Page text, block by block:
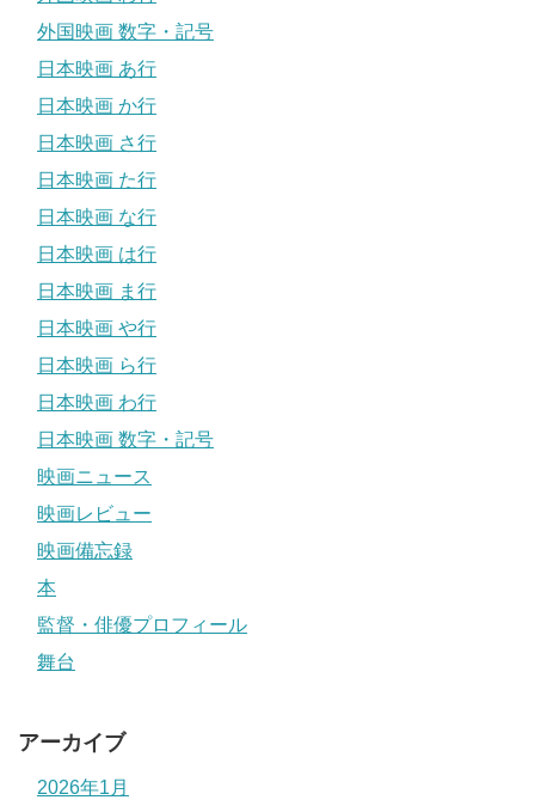
外国映画 数字・記号
日本映画 あ行
日本映画 か行
日本映画 さ行
日本映画 た行
日本映画 な行
日本映画 は行
日本映画 ま行
日本映画 や行
日本映画 ら行
日本映画 わ行
日本映画 数字・記号
映画ニュース
映画レビュー
映画備忘録
本
監督・俳優プロフィール
舞台
アーカイブ
2026年1月